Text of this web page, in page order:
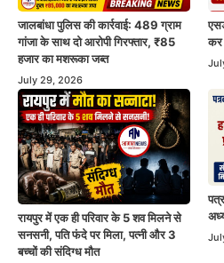
जालबांधा पुलिस की कार्रवाई: 489 ग्राम
गांजा के साथ दो आरोपी गिरफ्तार, ₹85
हजार का मशरूका जब्त
July 29, 2026
कर
रायपुर में एक ही परिवार के 5 शव मिलने से
सनसनी, पति फंदे पर मिला, पत्नी और 3
बच्चों की संदिग्ध मौत